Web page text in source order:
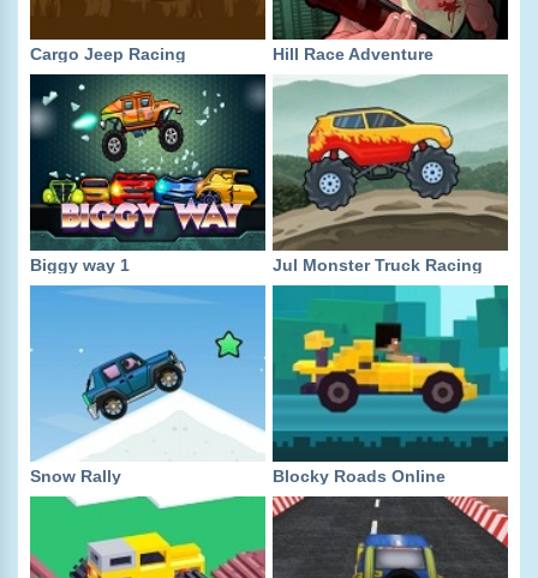
Cargo Jeep Racing Hill Race Adventure
Biggy way 1 Jul Monster Truck Racing
Snow Rally Blocky Roads Online